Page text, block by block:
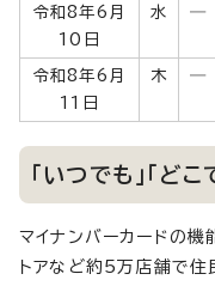
令和8年6月
10日
水 ―
令和8年6月
11日
木 ―
「いつでも」「どこ
マイナンバーカードの機
トアなど約5万店舗で住